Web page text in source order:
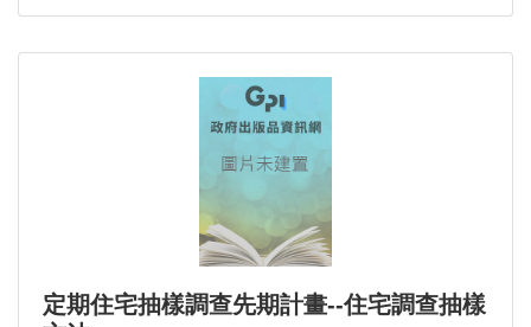
定期住宅抽樣調查先期計畫--住宅調查抽樣